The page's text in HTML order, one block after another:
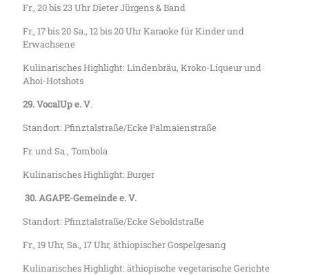
Fr., 20 bis 23 Uhr Dieter Jürgens & Band
Fr., 17 bis 20 Sa., 12 bis 20 Uhr Karaoke für Kinder und
Erwachsene
Kulinarisches Highlight: Lindenbräu, Kroko-Liqueur und
Ahoi-Hotshots
29. VocalUp e. V.
Standort: Pfinztalstraße/Ecke Palmaienstraße
Fr. und Sa., Tombola
Kulinarisches Highlight: Burger
30. AGAPE-Gemeinde e. V.
Standort: Pfinztalstraße/Ecke Seboldstraße
Fr., 19 Uhr, Sa., 17 Uhr, äthiopischer Gospelgesang
Kulinarisches Highlight: äthiopische vegetarische Gerichte